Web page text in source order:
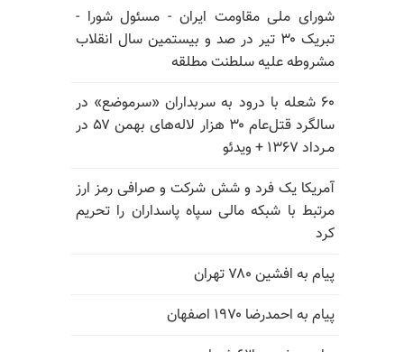
شورای ملی مقاومت ایران - مسئول شورا -
تبریک ۳۰ تیر در صد و بیستمین سال انقلاب
مشروطه علیه سلطنت مطلقه
۶۰ شعله با درود به سربداران «سرموضع» در
سالگرد قتل‌عام ۳۰ هزار لاله‌های بهمن ۵۷ در
مـرداد ۱۳۶۷ + ویدئو
آمریکا یک فرد و شش شرکت و صرافی رمز ارز
مرتبط با شبکه مالی سپاه پاسداران را تحریم
کرد
پیام به افشین ۷۸۰ تهران
پیام به احمدرضا ۱۹۷۰ اصفهان